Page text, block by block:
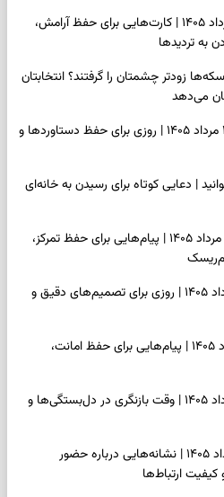
فال تاروت امروز پنجشنبه ۱۵ مرداد ۱۴۰۵ | کارت‌هایی برای حفظ آرامش،
به تردیدها
زودتر چشمتان را گرفتند؟ انتخابتان
می‌دهد
فال سرنوشت امروز پنجشنبه ۱۵ مرداد ۱۴۰۵ | روزی برای حفظ دستاوردها و
| دعایی کوتاه برای رسیدن به خانه‌ای
فال فرشتگان امروز پنجشنبه ۱۵ مرداد ۱۴۰۵ | پیام‌هایی برای حفظ تمرکز،
فال روزانه امروز پنجشنبه ۱۵ مرداد ۱۴۰۵ | روزی برای تصمیم‌های دقیق و
فال انبیا امروز پنجشنبه ۱۵ مرداد ۱۴۰۵ | پیام‌هایی برای حفظ امانت،
فال حافظ امروز پنج‌شنبه ۱۵ مرداد ۱۴۰۵ | وقت بازنگری در دل‌بستگی‌ها و
فال اسم امروز چهارشنبه ۱۴ مرداد ۱۴۰۵ | نشانه‌هایی درباره حضور
ارتباط‌ها